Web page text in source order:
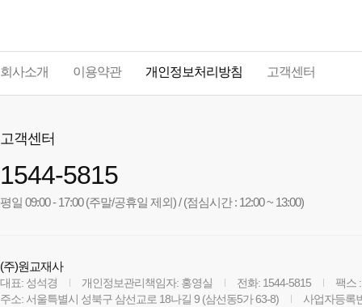
회사소개 이용약관 개인정보처리방침 고객센터
고객센터
1544-5815
평일 09:00 - 17:00 (주말/공휴일 제외) / (점심시간 : 12:00 ~ 13:00)
(주)원교재사
대표: 성석경 개인정보관리책임자: 홍영실 전화: 1544-5815
팩스
주소: 서울특별시 성북구 삼선교로 18나길 9 (삼선동5가 63-8)
사업자등록